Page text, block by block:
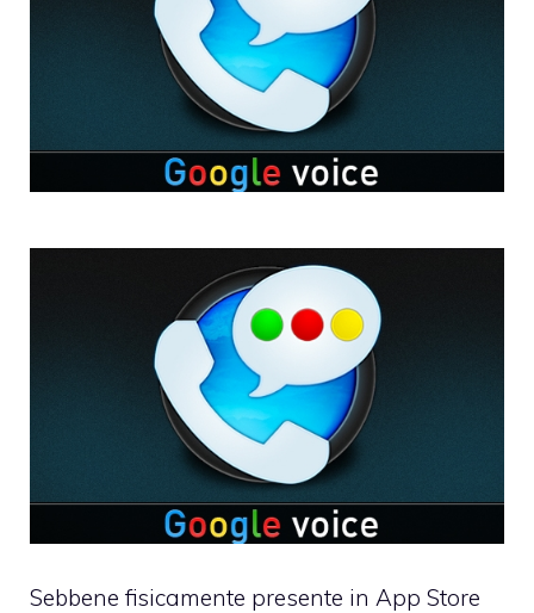
Sebbene fisicamente presente in App Store